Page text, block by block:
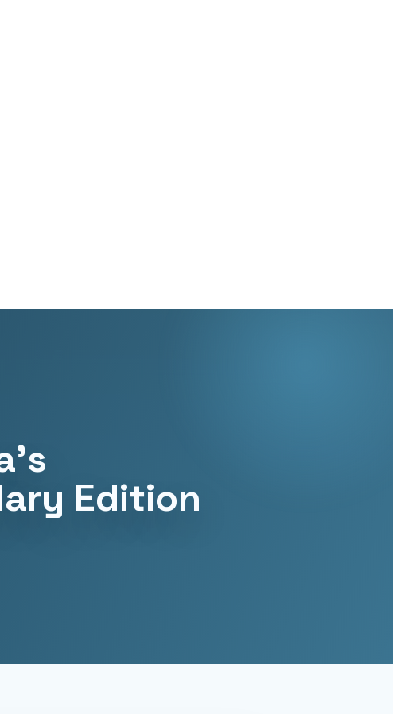
Edition